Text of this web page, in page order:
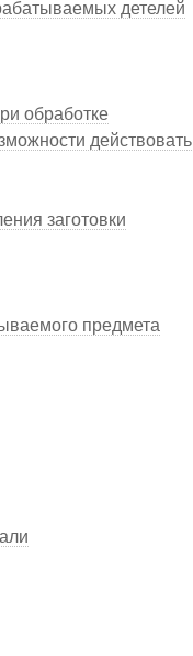
детелей
обработке
действовать
заготовки
предмета